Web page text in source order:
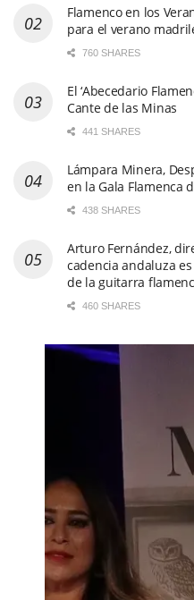
Flamenco en los
para el verano
760 SHARES
El ‘Abecedario
Cante de las Minas
441 SHARES
Lámpara Minera,
en la Gala Flamenca
438 SHARES
Arturo Fernández,
cadencia andaluza
de la guitarra
460 SHARES